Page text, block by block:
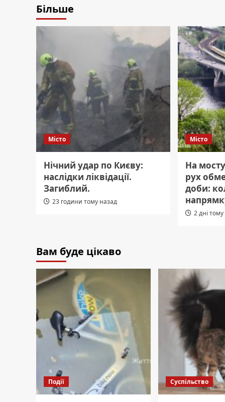
Більше
Місто
Нічний удар по Києву:
наслідки ліквідації.
Загиблий.
23 години тому назад
Місто
На
рух
доби:
2 дні
Вам буде цікаво
Події Суспільство